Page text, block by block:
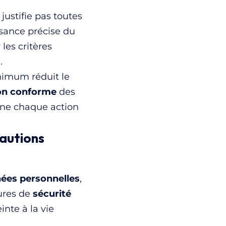
pas toutes
précise du
les critères
réduit le
conforme des
chaque action
personnelles,
de sécurité
à la vie